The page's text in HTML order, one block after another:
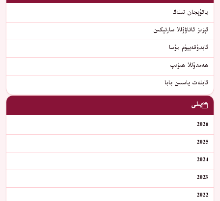
ياقۇپجان تىلەك
ئېزىز ئاتاۋۇللا سارتېكىن
ئابدۇقەييۇم مۇسا
ھەمدۇللا ھىۋىپ
ﺋﺎﺑﻠﻪﺕ ﻳﺎﺳﯩﯩﻦ ﺑﺎﺑﺎ
يىلى
2026
2025
2024
2023
2022